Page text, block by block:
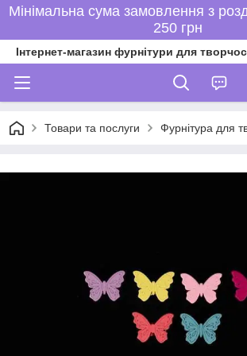
Мінімальна сума замовлення з
250 грн
Інтернет-магазин фурнітури для
Товари та послуги Фурнітура для